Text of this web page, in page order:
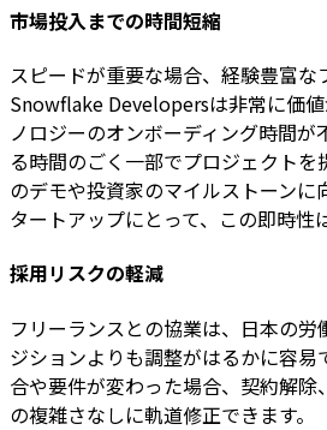
市場投入までの時間短縮
スピードが重要な場合、経験豊富な
Snowflake Developersは非常に価
ノロジーのオンボーディング時間が
る時間のごく一部でプロジェクトを
のデモや投資家のマイルストーンに
タートアップにとって、この即時性
採用リスクの軽減
フリーランスとの協業は、日本の
ジションよりも調整がはるかに容易
合や要件が変わった場合、契約解除
の複雑さなしに軌道修正できます。